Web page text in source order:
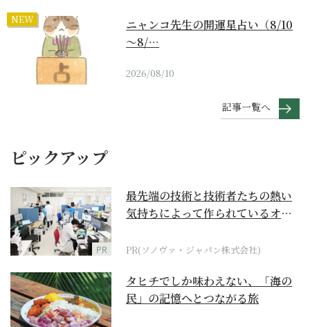
NEW
ニャンコ先生の開運星占い（8/10
～8/…
2026/08/10
記事一覧へ
ピックアップ
PR
最先端の技術と技術者たちの熱い
気持ちによって作られているオー
PR(ソノヴァ・ジャパン株式会社)
タヒチでしか味わえない、「海の
民」の記憶へとつながる旅